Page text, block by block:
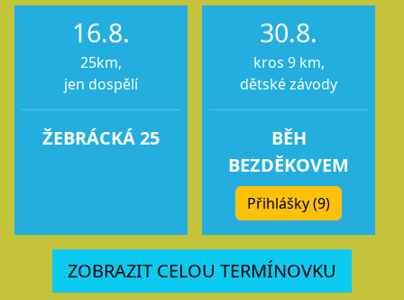
16.8.
25km,
jen dospělí
ŽEBRÁCKÁ 25
30.8.
kros 9 km,
dětské závody
BĚH
BEZDĚKOVEM
Přihlášky (9)
ZOBRAZIT CELOU TERMÍNOVKU